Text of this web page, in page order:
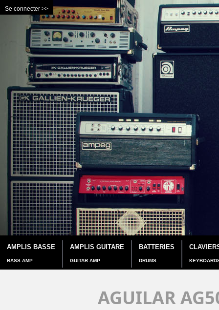
Se connecter >>
AMPLIS BASSE
BASS AMP
AMPLIS GUITARE
GUITAR AMP
BATTERIES
DRUMS
AGUILAR